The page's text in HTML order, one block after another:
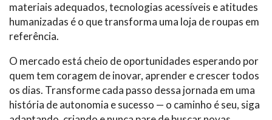
materiais adequados, tecnologias acessíveis e atitudes
humanizadas é o que transforma uma loja de roupas em
referência.
O mercado está cheio de oportunidades esperando por
quem tem coragem de inovar, aprender e crescer todos
os dias. Transforme cada passo dessa jornada em uma
história de autonomia e sucesso — o caminho é seu, siga